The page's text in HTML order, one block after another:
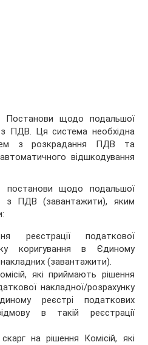
Постанови щодо подальшої
ПДВ. Ця система необхідна
з розкрадання ПДВ та
відшкодування
постанови щодо подальшої
з ПДВ (завантажити), яким
реєстрації податкової
коригування в Єдиному
(завантажити).
які приймають рішення
накладної/розрахунку
реєстрі податкових
в такій реєстрації
на рішення Комісій, які